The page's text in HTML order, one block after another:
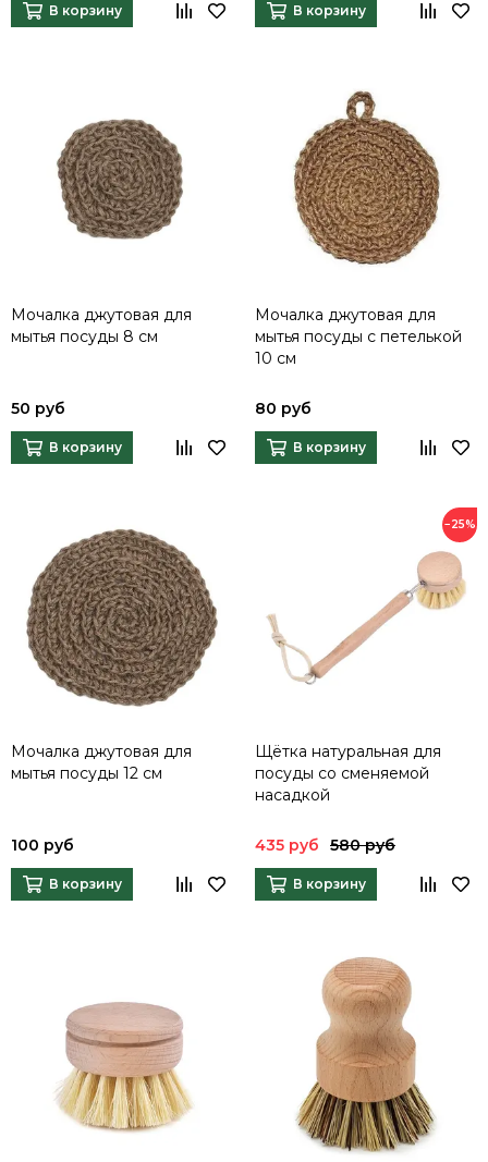
В корзину В корзину
Мочалка джутовая для
мытья посуды 8 см
50 руб
В корзину
Мочалка джутовая для
мытья посуды с петелькой
10 см
80 руб
В корзину
Мочалка джутовая для
мытья посуды 12 см
100 руб
В корзину
−25%
Щётка натуральная для
посуды со сменяемой
насадкой
435 руб 580 руб
В корзину